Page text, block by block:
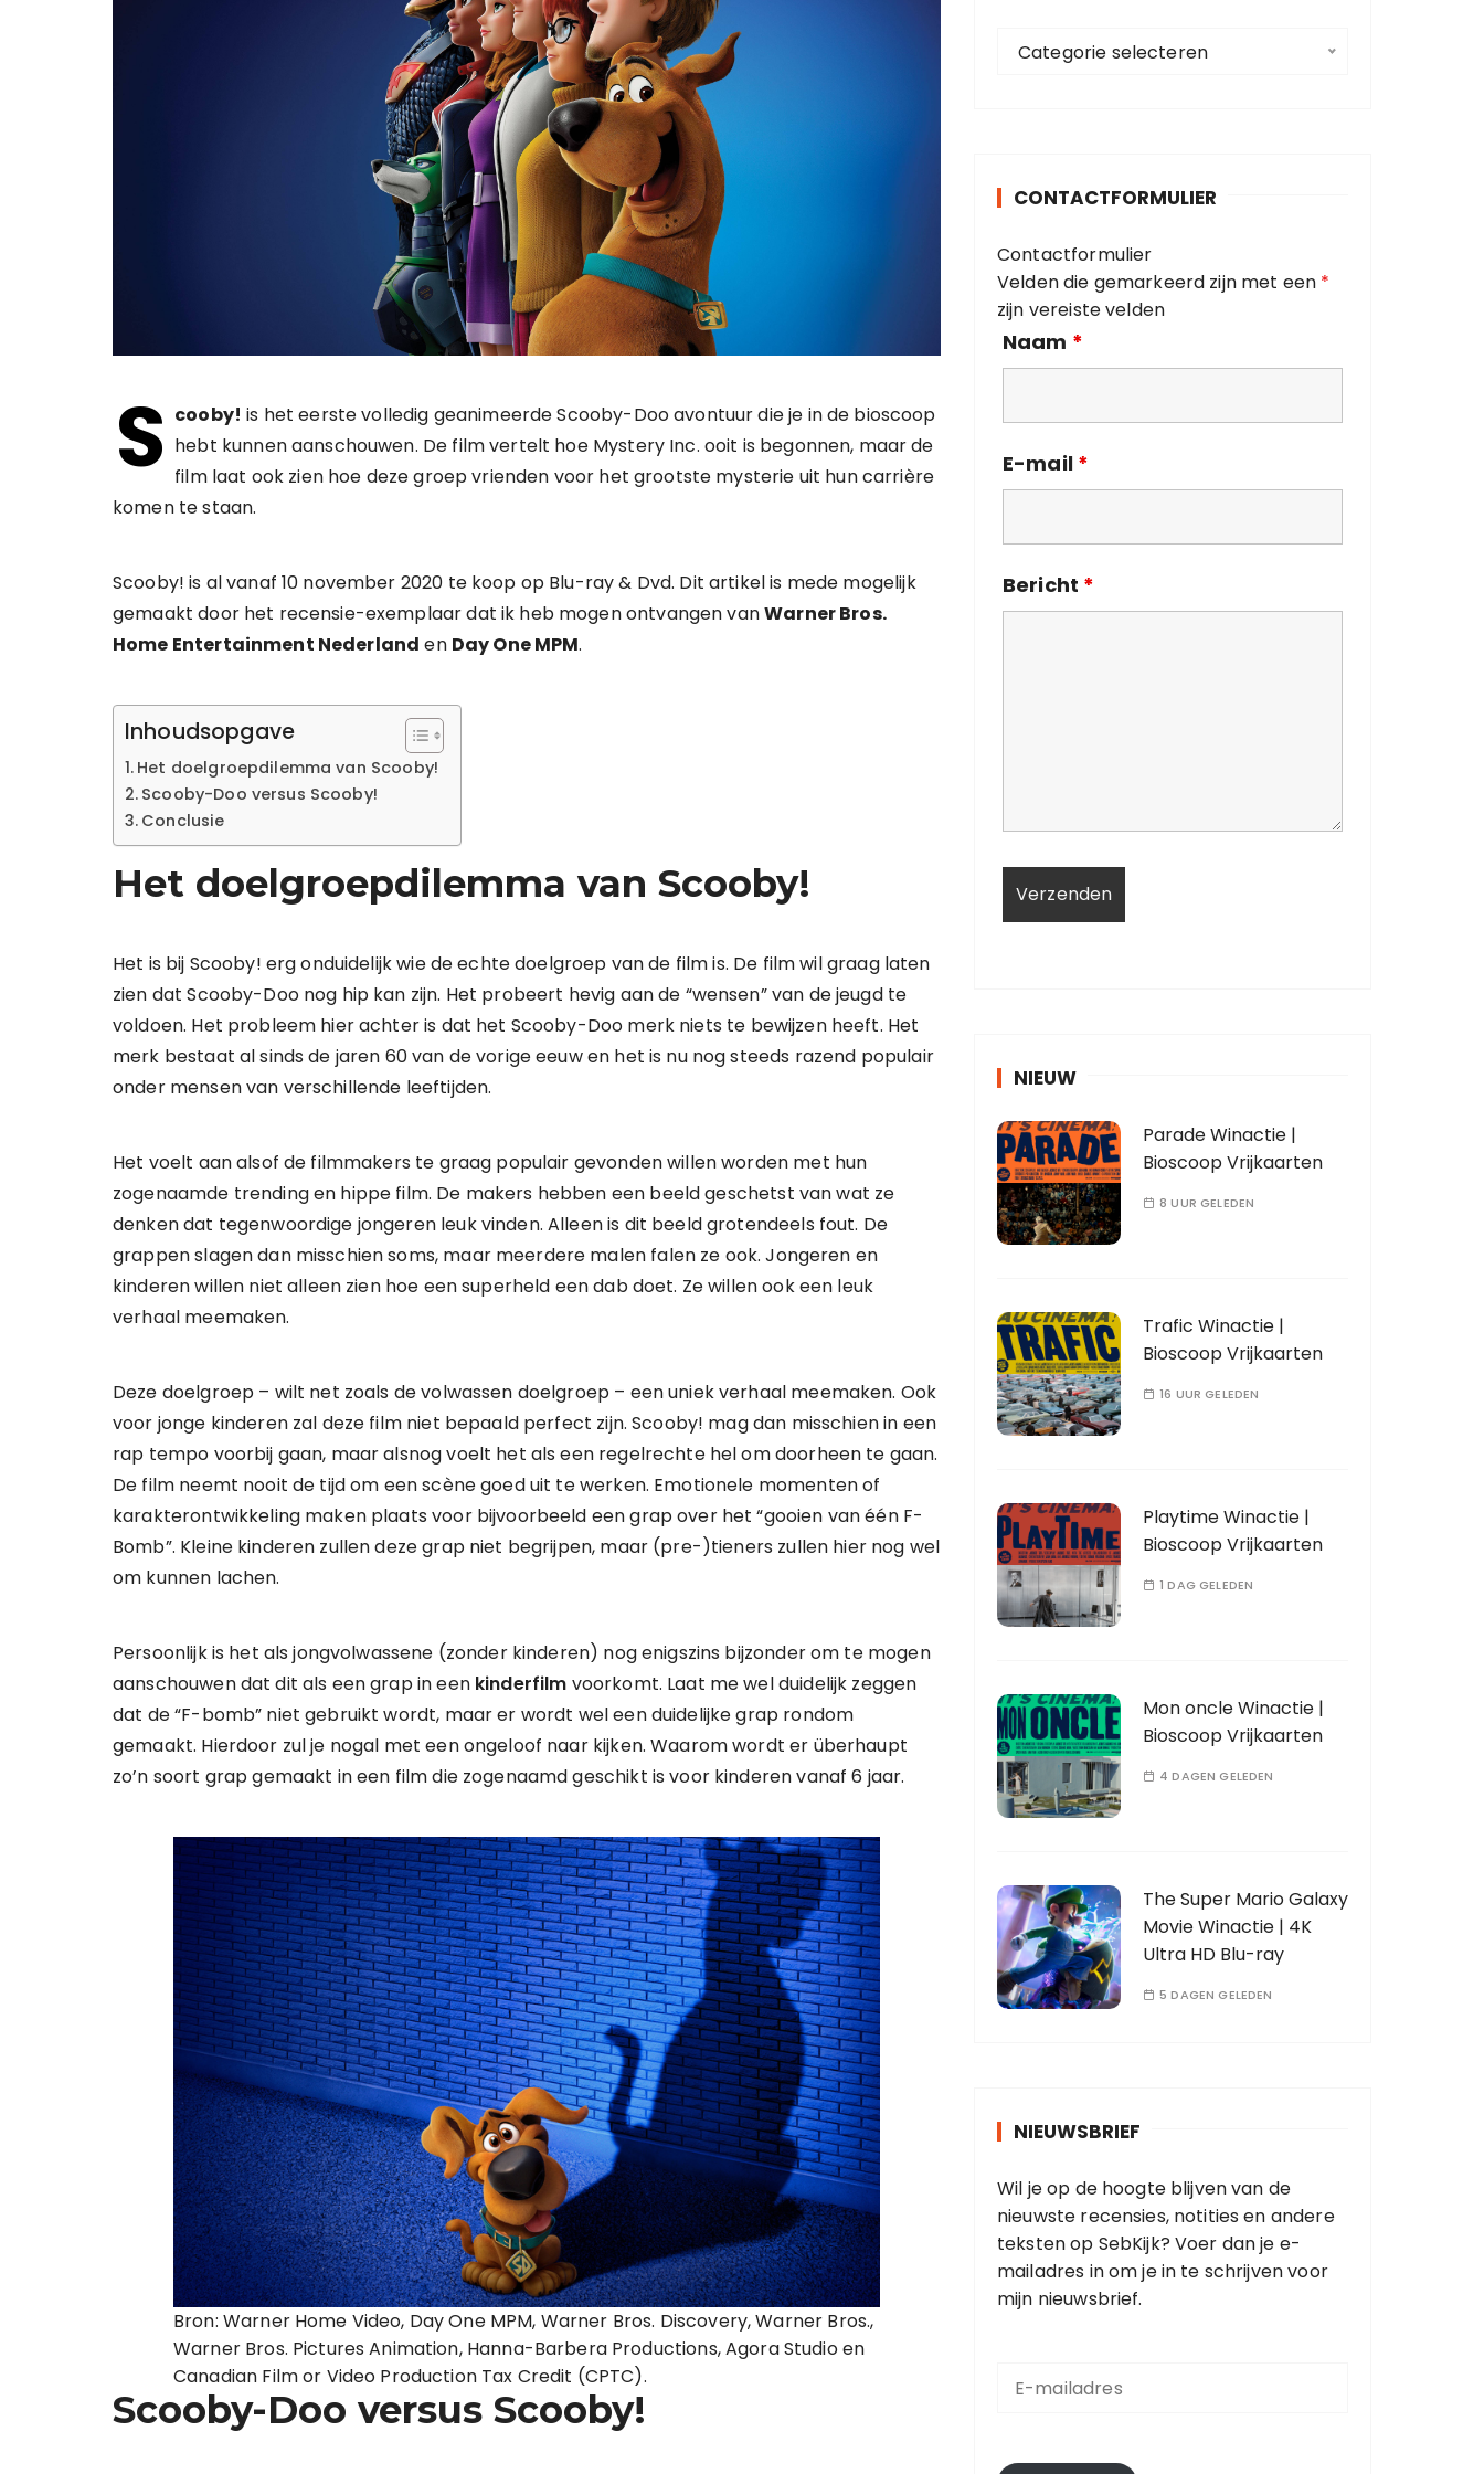
S cooby! is het eerste volledig geanimeerde Scooby-Doo avontuur die je in de bioscoop
hebt kunnen aanschouwen. De film vertelt hoe Mystery Inc. ooit is begonnen, maar de
film laat ook zien hoe deze groep vrienden voor het grootste mysterie uit hun carrière
komen te staan.
Scooby! is al vanaf 10 november 2020 te koop op Blu-ray & Dvd. Dit artikel is mede mogelijk
gemaakt door het recensie-exemplaar dat ik heb mogen ontvangen vanWarner Bros.
Home Entertainment Nederland en Day One MPM.
Inhoudsopgave
Het doelgroepdilemma van Scooby!
Scooby-Doo versus Scooby!
Conclusie
Het doelgroepdilemma van Scooby!
Het is bij Scooby! erg onduidelijk wie de echte doelgroep van de film is. De film wil graag laten
zien dat Scooby-Doo nog hip kan zijn. Het probeert hevig aan de “wensen” van de jeugd te
voldoen. Het probleem hier achter is dat het Scooby-Doo merk niets te bewijzen heeft. Het
merk bestaat al sinds de jaren 60 van de vorige eeuw en het is nu nog steeds razend populair
onder mensen van verschillende leeftijden.
Het voelt aan alsof de filmmakers te graag populair gevonden willen worden met hun
zogenaamde trending en hippe film. De makers hebben een beeld geschetst van wat ze
denken dat tegenwoordige jongeren leuk vinden. Alleen is dit beeld grotendeels fout. De
grappen slagen dan misschien soms, maar meerdere malen falen ze ook. Jongeren en
kinderen willen niet alleen zien hoe een superheld een dab doet. Ze willen ook een leuk
verhaal meemaken.
Deze doelgroep – wilt net zoals de volwassen doelgroep – een uniek verhaal meemaken. Ook
voor jonge kinderen zal deze film niet bepaald perfect zijn. Scooby! mag dan misschien in een
rap tempo voorbij gaan, maar alsnog voelt het als een regelrechte hel om doorheen te gaan.
De film neemt nooit de tijd om een scène goed uit te werken. Emotionele momenten of
karakterontwikkeling maken plaats voor bijvoorbeeld een grap over het “gooien van één F-
Bomb”. Kleine kinderen zullen deze grap niet begrijpen, maar (pre-)tieners zullen hier nog wel
om kunnen lachen.
Persoonlijk is het als jongvolwassene (zonder kinderen) nog enigszins bijzonder om te mogen
aanschouwen dat dit als een grap in een kinderfilm voorkomt. Laat me wel duidelijk zeggen
dat de “F-bomb” niet gebruikt wordt, maar er wordt wel een duidelijke grap rondom
gemaakt. Hierdoor zul je nogal met een ongeloof naar kijken. Waarom wordt er überhaupt
zo’n soort grap gemaakt in een film die zogenaamd geschikt is voor kinderen vanaf 6 jaar.
Bron: Warner Home Video, Day One MPM, Warner Bros. Discovery, Warner Bros.,
Warner Bros. Pictures Animation, Hanna-Barbera Productions, Agora Studio en
Canadian Film or Video Production Tax Credit (CPTC).
Scooby-Doo versus Scooby!
r
e
ë
n
Categorie selecteren
CONTACTFORMULIER
Contactformulier
Velden die gemarkeerd zijn met een *
zijn vereiste velden
Naam *
E-mail *
Bericht *
NIEUW
Parade Winactie |
Bioscoop Vrijkaarten
8 UUR GELEDEN
Trafic Winactie |
Bioscoop Vrijkaarten
16 UUR GELEDEN
Playtime Winactie |
Bioscoop Vrijkaarten
1 DAG GELEDEN
Mon oncle Winactie |
Bioscoop Vrijkaarten
4 DAGEN GELEDEN
The Super Mario Galaxy
Movie Winactie | 4K
Ultra HD Blu-ray
5 DAGEN GELEDEN
NIEUWSBRIEF
Wil je op de hoogte blijven van de
nieuwste recensies, notities en andere
teksten op SebKijk? Voer dan je e-
mailadres in om je in te schrijven voor
mijn nieuwsbrief.